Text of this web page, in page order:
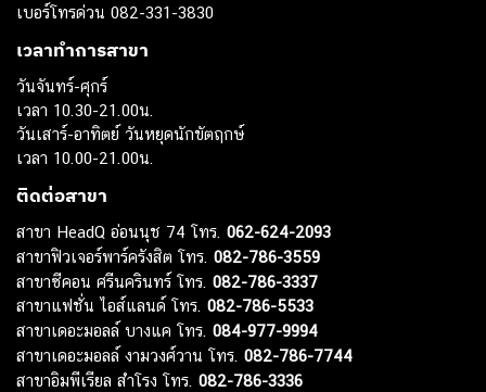
เบอร์โทรด่วน 082-331-3830
เวลาทำการสาขา
วันจันทร์-ศุกร์
เวลา 10.30-21.00น.
วันเสาร์-อาทิตย์ วันหยุดนักขัตฤกษ์
เวลา 10.00-21.00น.
ติดต่อสาขา
สาขา HeadQ อ่อนนุช 74 โทร. 062-624-2093
สาขาฟิวเจอร์พาร์ครังสิต โทร. 082-786-3559
สาขาซีคอน ศรีนครินทร์ โทร. 082-786-3337
สาขาแฟชั่น ไอส์แลนด์ โทร. 082-786-5533
สาขาเดอะมอลล์ บางแค โทร. 084-977-9994
สาขาเดอะมอลล์ งามวงศ์วาน โทร. 082-786-7744
สาขาอิมพีเรียล สำโรง โทร. 082-786-3336